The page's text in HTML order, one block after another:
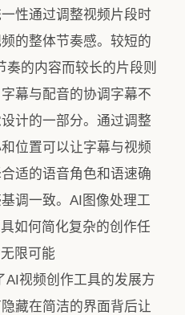
性通过调整视频片段时
的整体节奏感。较短的
的内容而较长的片段则
幕与配音的协调字幕不
计的一部分。通过调整
位置可以让字幕与视频
适的语音角色和语速确
调一致。AI图像处理工
如何简化复杂的创作任
限可能
AI视频创作工具的发展方
藏在简洁的界面背后让